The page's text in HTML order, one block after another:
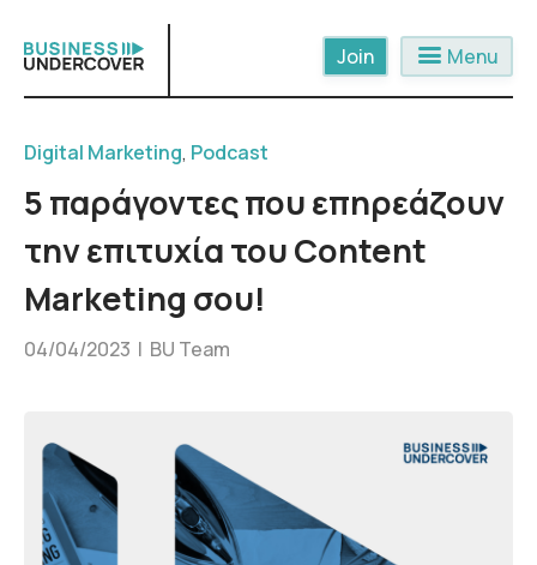
content
menu Menu
Digital Marketing, Podcast
5 παράγοντες που επηρεάζουν
την επιτυχία του Content
Marketing σου!
04/04/2023 | BU Team